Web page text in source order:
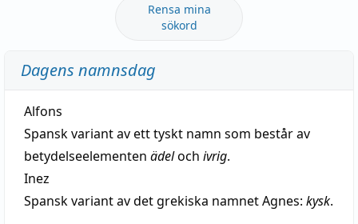
Rensa mina
sökord
Dagens namnsdag
Alfons
Spansk variant av ett tyskt namn som består av
betydelseelementen ädeloch ivrig.
Inez
Spansk variant av det grekiska namnet Agnes: kysk.